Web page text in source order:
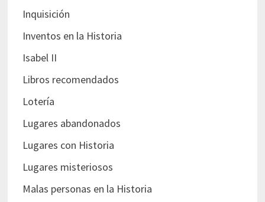
Inquisición
Inventos en la Historia
Isabel II
Libros recomendados
Lotería
Lugares abandonados
Lugares con Historia
Lugares misteriosos
Malas personas en la Historia